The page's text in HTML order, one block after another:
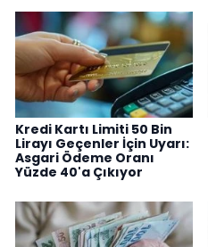
Kredi Kartı Limiti 50 Bin
Lirayı Geçenler İçin Uyarı:
Asgari Ödeme Oranı
Yüzde 40'a Çıkıyor